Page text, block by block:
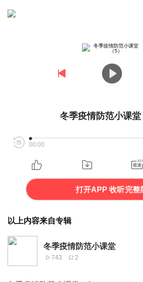
冬季疫情防范小课堂
00:00
打开APP 收听完整
以上内容来自专辑
冬季疫情防范小课堂
743 2